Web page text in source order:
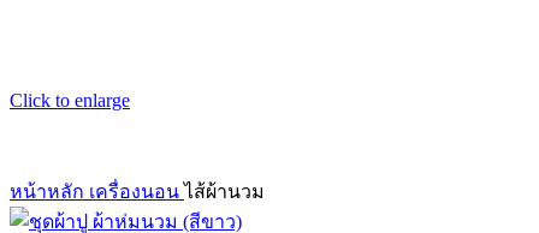
Click to enlarge
หน้าหลัก เครื่องนอนไส้ผ้านวม